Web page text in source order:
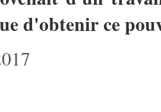
d'obtenir ce